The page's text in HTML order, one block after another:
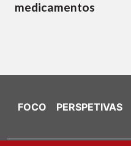
medicamentos
FOCO PERSPETIVAS